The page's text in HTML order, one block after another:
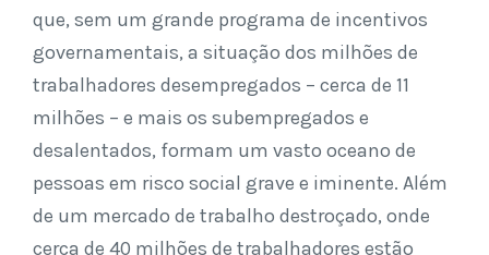
que, sem um grande programa de incentivos
governamentais, a situação dos milhões de
trabalhadores desempregados – cerca de 11
milhões – e mais os subempregados e
desalentados, formam um vasto oceano de
pessoas em risco social grave e iminente. Além
de um mercado de trabalho destroçado, onde
cerca de 40 milhões de trabalhadores estão